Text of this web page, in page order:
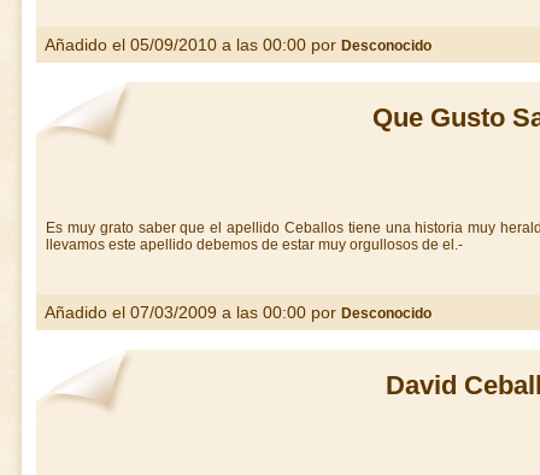
Añadido el 05/09/2010 a las 00:00 por Desconocido
Que Gusto
Es muy grato saber que el apellido Ceballos tiene una historia muy
llevamos este apellido debemos de estar muy orgullosos de el.-
Añadido el 07/03/2009 a las 00:00 por Desconocido
David